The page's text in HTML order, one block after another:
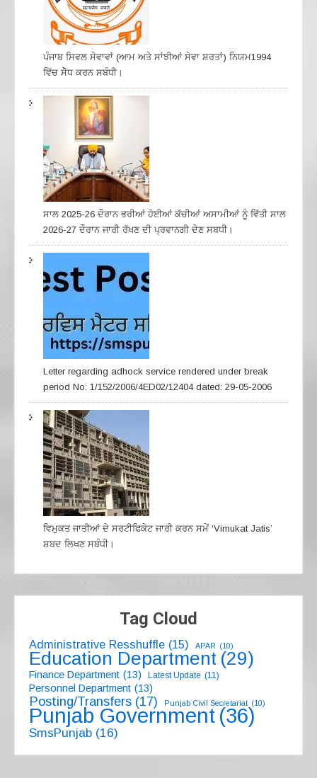
ਪੰਜਾਬ ਸਿਵਲ ਸੇਵਾਵਾਂ (ਆਮ ਅਤੇ ਸਾਂਝੀਆਂ ਸੇਵਾ ਸ਼ਰਤਾਂ) ਨਿਯਮ1994
ਵਿੱਚ ਸੇੋਧ ਕਰਨ ਸਬੰਧੀ।
ਸਾਲ 2025-26 ਦੌਰਾਨ ਭਰੀਆਂ ਹੋਈਆਂ ਕੱਚੀਆਂ ਅਸਾਮੀਆਂ ਨੂੰ ਵਿੱਤੀ ਸਾਲ
2026-27 ਦੌਰਾਨ ਜਾਰੀ ਰੱਖਣ ਦੀ ਪ੍ਰਵਾਨਗੀ ਦੇਣ ਸਬਧੀ।
Letter regarding adhock service rendered under break
period No: 1/152/2006/4ED02/12404 dated: 29-05-2006
ਵਿਮੁਕਤ ਜਾਤੀਆਂ ਦੇ ਸਰਟੀਫਿਕੇਟ ਜਾਰੀ ਕਰਨ ਸਮੇਂ ‘Vimukat Jatis’
ਸ਼ਬਦ ਲਿਖਣ ਸਬੰਧੀ।
Tag Cloud
Administrative Resshuffle (15) APAR (10)
Education Department (29)
Finance Department (13) Latest Update (11)
Personnel Department (13)
Posting/Transfers (17) Punjab Civil Secretariat (10)
Punjab Government (36)
SmsPunjab (16)